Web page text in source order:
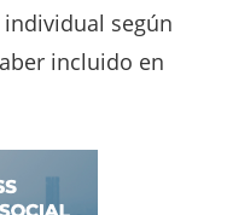
según
incluido en